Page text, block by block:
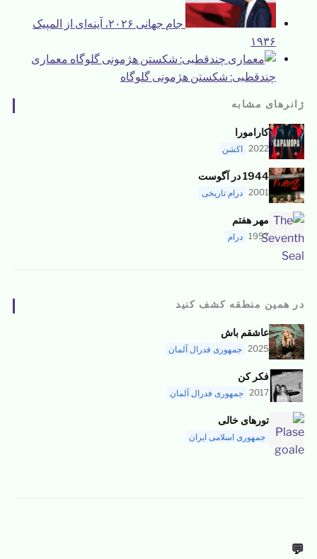
جام جهانی ۲۰۲۶، آینه‌ای از المپیک
۱۹۳۶
معماری
چندقطبی: شکستن هژمونی گلوگاه
ژانرهای مشابه
کارامورا
2022 اکشن
1944 در آگوست
2001 درام تاریخی
مهر هفتم
1957 درام
در همین منطقه کشف کنید
عاشقم باش
2025 جمهوری فدرال آلمان
فکر کن
2017 جمهوری فدرال آلمان
تورهای خالی
جمهوری اسلامی ایران
💬